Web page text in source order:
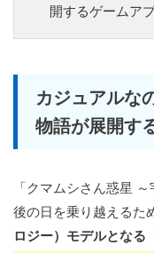
開するゲームア
カジュアルな
物語が展開す
「クマムシさん惑星
後の日を乗り越えるた
ロジー）モデルとなる